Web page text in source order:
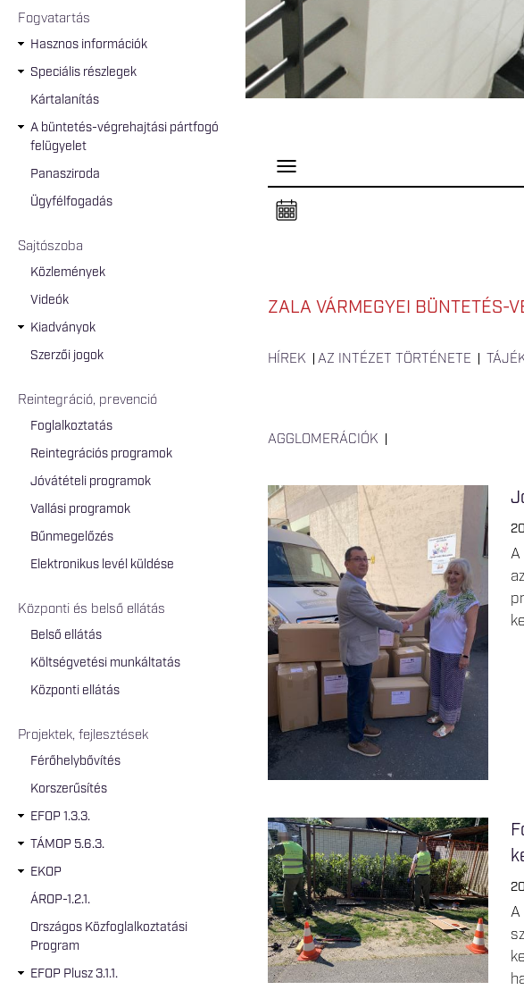
Fogvatartás
Hasznos információk
Speciális részlegek
Kártalanítás
A büntetés-végrehajtási pártfogó
felügyelet
Panasziroda
Ügyfélfogadás
Sajtószoba
Közlemények
Videók
Kiadványok
Szerzői jogok
Reintegráció, prevenció
Foglalkoztatás
Reintegrációs programok
Jóvátételi programok
Vallási programok
Bűnmegelőzés
Elektronikus levél küldése
Központi és belső ellátás
Belső ellátás
Költségvetési munkáltatás
Központi ellátás
Projektek, fejlesztések
Férőhelybővítés
Korszerűsítés
EFOP 1.3.3.
TÁMOP 5.6.3.
EKOP
ÁROP-1.2.1.
Országos Közfoglalkoztatási
Program
EFOP Plusz 3.1.1.
P
e
l
s
a
ZALA VÁRMEGYEI BÜNTETÉS-
HÍREK AZ INTÉZET TÖRTÉNETE
AGGLOMERÁCIÓK